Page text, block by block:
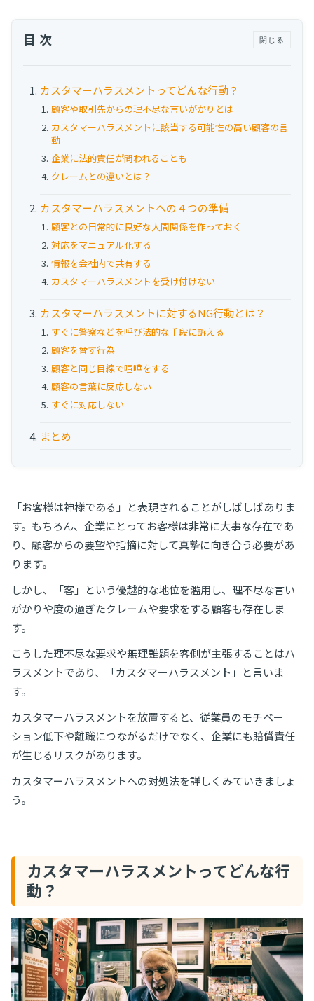
お役立ち資料
セミナー
メルマガ登録
相談する
カスタマーハラスメントってどんな行動？
顧客や取引先からの理不尽な言いがかりとは
カスタマーハラスメントに該当する可能性の高い顧客の言
動
企業に法的責任が問われることも
クレームとの違いとは？
カスタマーハラスメントへの４つの準備
顧客との日常的に良好な人間関係を作っておく
対応をマニュアル化する
情報を会社内で共有する
カスタマーハラスメントを受け付けない
カスタマーハラスメントに対するNG行動とは？
すぐに警察などを呼び法的な手段に訴える
顧客を脅す行為
顧客と同じ目線で喧嘩をする
顧客の言葉に反応しない
すぐに対応しない
まとめ
目次 閉じる
「お客様は神様である」と表現されることがしばしばありま
す。もちろん、企業にとってお客様は非常に大事な存在であ
り、顧客からの要望や指摘に対して真摯に向き合う必要があ
ります。
しかし、「客」という優越的な地位を濫用し、理不尽な言い
がかりや度の過ぎたクレームや要求をする顧客も存在しま
す。
こうした理不尽な要求や無理難題を客側が主張することはハ
ラスメントであり、「カスタマーハラスメント」と言いま
す。
カスタマーハラスメントを放置すると、従業員のモチベー
ション低下や離職につながるだけでなく、企業にも賠償責任
が生じるリスクがあります。
カスタマーハラスメントへの対処法を詳しくみていきましょ
う。
カスタマーハラスメントってどんな行
動？